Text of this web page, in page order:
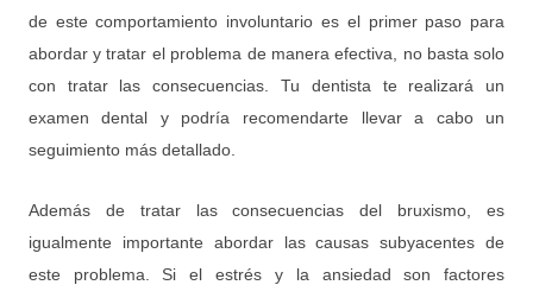
de este comportamiento involuntario es el primer paso para
abordar y tratar el problema de manera efectiva, no basta solo
con tratar las consecuencias. Tu dentista te realizará un
examen dental y podría recomendarte llevar a cabo un
seguimiento más detallado.
Además de tratar las consecuencias del bruxismo, es
igualmente importante abordar las causas subyacentes de
este problema. Si el estrés y la ansiedad son factores